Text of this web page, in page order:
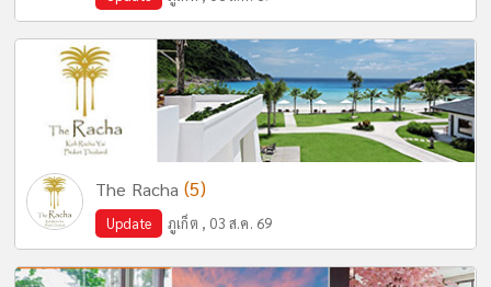
The Racha (5)
Update ภูเก็ต , 03 ส.ค. 69